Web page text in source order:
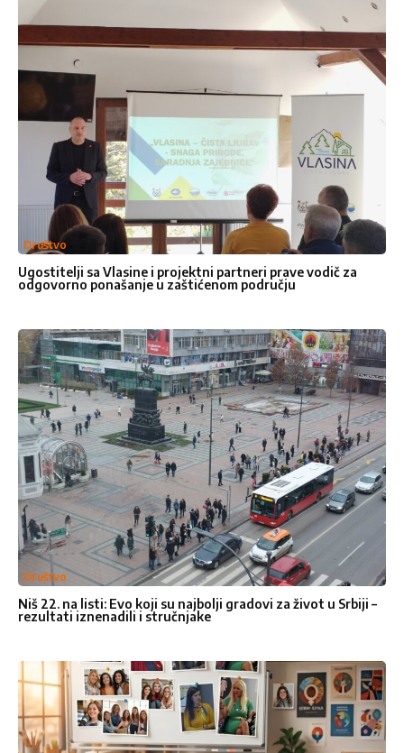
*
Prezime
Email adresa *
Naslov*
Vaša poruka*
Ocenite nas
1
Star
2
Stars
3
Stars
4
Stars
5
Stars
Društvo
Ugostitelji sa Vlasine i projektni partneri prave vodič za
odgovorno ponašanje u zaštićenom području
Društvo
Niš 22. na listi: Evo koji su najbolji gradovi za život u Srbiji –
rezultati iznenadili i stručnjake